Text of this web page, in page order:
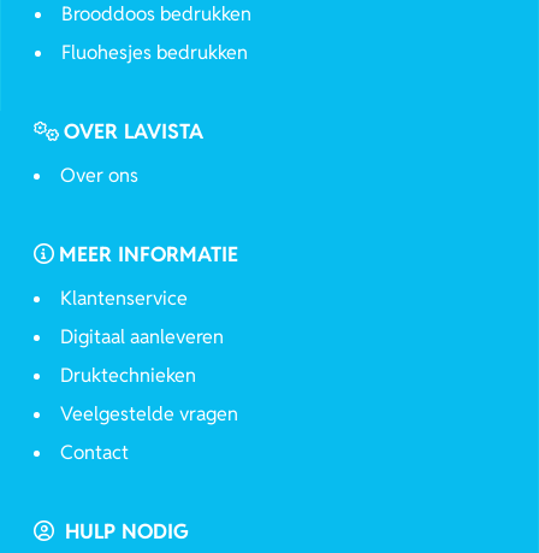
Brooddoos bedrukken
Fluohesjes bedrukken
OVER LAVISTA
Over ons
MEER INFORMATIE
Klantenservice
Digitaal aanleveren
Druktechnieken
Veelgestelde vragen
Contact
HULP NODIG